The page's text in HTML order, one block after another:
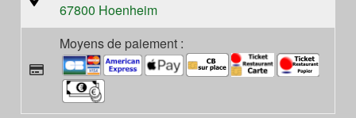
67800 Hoenheim
Moyens de paiement :